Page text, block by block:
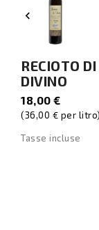

RECIOTO
DIVINO
18,00 €
(36,00 € per litro)
Tasse incluse